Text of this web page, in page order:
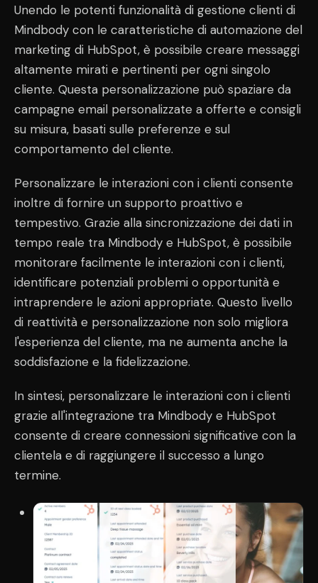
Unendo le potenti funzionalità di gestione clienti di
Mindbody con le caratteristiche di automazione del
marketing di HubSpot, è possibile creare messaggi
altamente mirati e pertinenti per ogni singolo
cliente. Questa personalizzazione può spaziare da
campagne email personalizzate a offerte e consigli
su misura, basati sulle preferenze e sul
comportamento del cliente.
Personalizzare le interazioni con i clienti consente
inoltre di fornire un supporto proattivo e
tempestivo. Grazie alla sincronizzazione dei dati in
tempo reale tra Mindbody e HubSpot, è possibile
monitorare facilmente le interazioni con i clienti,
identificare potenziali problemi o opportunità e
intraprendere le azioni appropriate. Questo livello
di reattività e personalizzazione non solo migliora
l'esperienza del cliente, ma ne aumenta anche la
soddisfazione e la fidelizzazione.
In sintesi, personalizzare le interazioni con i clienti
grazie all'integrazione tra Mindbody e HubSpot
consente di creare connessioni significative con la
clientela e di raggiungere il successo a lungo
termine.